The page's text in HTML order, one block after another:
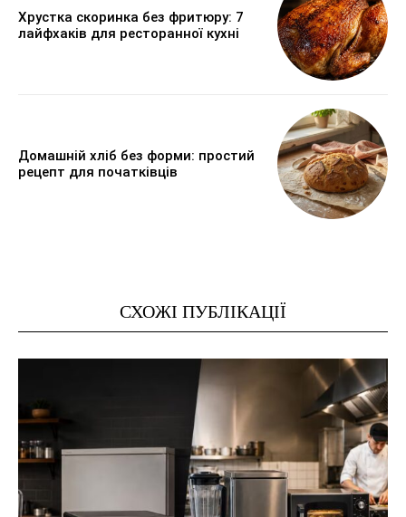
Хрустка скоринка без фритюру: 7
лайфхаків для ресторанної кухні
Домашній хліб без форми: простий
рецепт для початківців
СХОЖІ ПУБЛІКАЦІЇ